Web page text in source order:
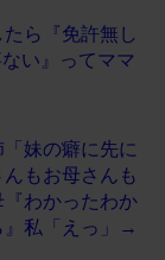
ら『免許無し
い』ってママ
妹の癖に先に
もお母さんも
わかったわか
』私「えっ」→